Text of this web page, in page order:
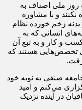
روز ملی اصناف به
و با مشاوره
زخم خورده نظام
انسانی که به
و کار و به تبع آن
تخصص‌هایی هستند که
صنفی به نوبه خود
می‌کنم و امید
در آینده نزدیک